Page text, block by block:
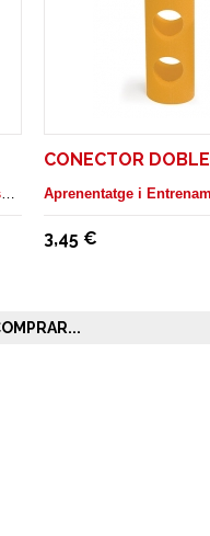
Aprenentatge i Entrenament de Piscina
CONECTOR DOBLE
3,45 €